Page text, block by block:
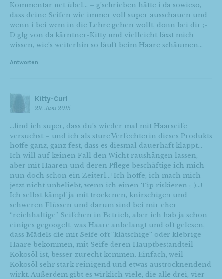
Kommentar net übel… – g’schrieben hätte i da sowieso,
dass deine Seifen wie immer voll super ausschauen und
wenn i bei wem in die Lehre gehen wollt, donn bei dir ;-
D glg von da kärntner-Kitty und vielleicht lässt mich
wissen, wie’s weiterhin so läuft beim Haare schäumen…
Antworten
Kitty-Curl
29. Juni 2015
…find ich super, dass du’s wieder mal mit Haarseife
versuchst – und ich als sture Verfechterin dieses Produkts
hoffe ganz, ganz fest, dass es diesmal dauerhaft klappt…
Ich will auf keinen Fall den Wicht raushängen lassen,
aber mit Haaren und deren Pflege beschäftige ich mich
nun doch schon ein Zeiterl…! Ich hoffe, ich mach mich
jetzt nicht unbeliebt, wenn ich einen Tip riskieren ;-)…!
Ich selbst kämpf ja mit trockenen, knirschigen und
schweren Flüssen und darum sind bei mir eher
“reichhaltige” Seifchen in Betrieb, aber ich hab ja schon
einiges gegoogelt, was Haare anbelangt und oft gelesen,
dass Mädels die mit Seife oft “klätschige” oder klebrige
Haare bekommen, mit Seife deren Hauptbestandteil
Kokosöl ist, besser zurecht kommen. Einfach, weil
Kokosöl sehr stark reinigend und etwas austrocknendend
wirkt. Außerdem gibt es wirklich viele, die alle drei, vier